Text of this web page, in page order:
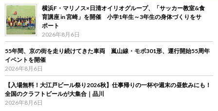
横浜F・マリノス×日清オイリオグループ、「サッカー教室&食
育講座 in 宮崎」を開催 小学1年生～3年生の身体づくりをサ
ポート
2026年8月6日
55年間、京の街を走り続けてきた車両 嵐山線・モボ301形、運行開始55周年
イベントを開催
2026年8月6日
【入場無料！大江戸ビール祭り2026秋】仕事帰りの一杯や週末の昼飲みにも！
全国のクラフトビールが大集合｜品川
2026年8月6日